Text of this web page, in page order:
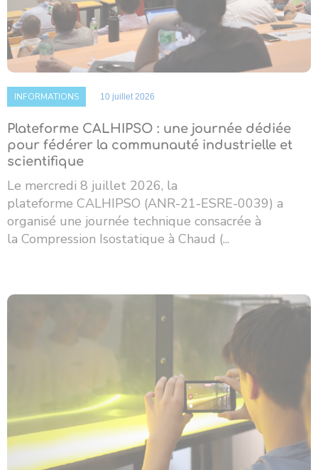
INFORMATIONS 10 juillet 2026
Plateforme CALHIPSO : une journée dédiée
pour fédérer la communauté industrielle et
scientifique
Le mercredi 8 juillet 2026, la
plateforme CALHIPSO (ANR-21-ESRE-0039) a
organisé une journée technique consacrée à
la Compression Isostatique à Chaud (...